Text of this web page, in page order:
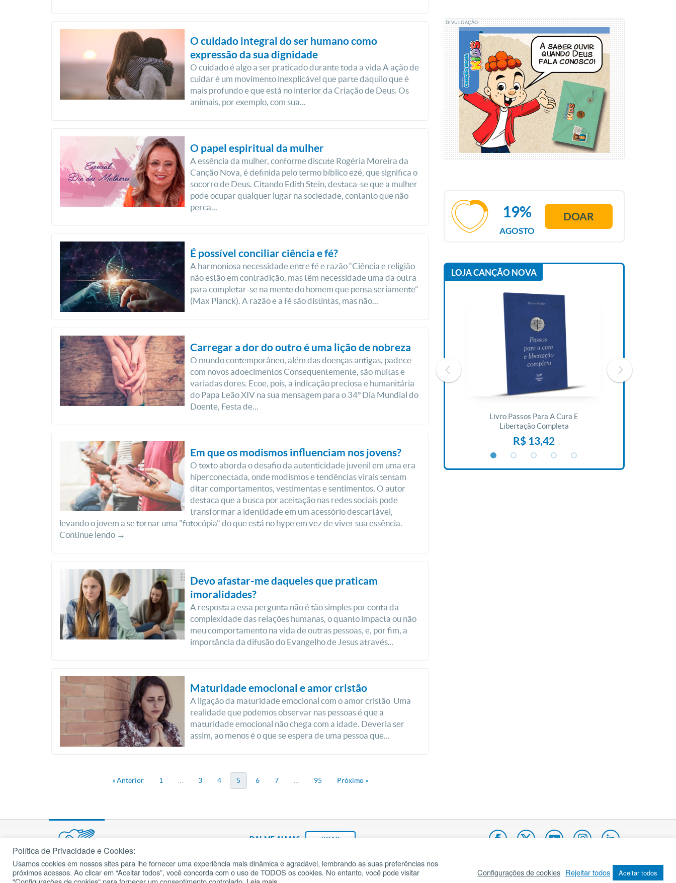
O cuidado integral do ser humano como
expressão da sua dignidade
O cuidado é algo a ser praticado durante toda a vida A ação de
cuidar é um movimento inexplicável que parte daquilo que é
mais profundo e que está no interior da Criação de Deus. Os
animais, por exemplo, com sua...
O papel espiritual da mulher
A essência da mulher, conforme discute Rogéria Moreira da
Canção Nova, é definida pelo termo bíblico ezé, que significa o
socorro de Deus. Citando Edith Stein, destaca-se que a mulher
pode ocupar qualquer lugar na sociedade, contanto que não
perca...
É possível conciliar ciência e fé?
A harmoniosa necessidade entre fé e razão “Ciência e religião
não estão em contradição, mas têm necessidade uma da outra
para completar-se na mente do homem que pensa seriamente”
(Max Planck). A razão e a fé são distintas, mas não...
Carregar a dor do outro é uma lição de nobreza
O mundo contemporâneo, além das doenças antigas, padece
com novos adoecimentos Consequentemente, são muitas e
variadas dores. Ecoe, pois, a indicação preciosa e humanitária
do Papa Leão XIV na sua mensagem para o 34º Dia Mundial do
Doente, Festa de...
Em que os modismos influenciam nos jovens?
O texto aborda o desafio da autenticidade juvenil em uma era
hiperconectada, onde modismos e tendências virais tentam
ditar comportamentos, vestimentas e sentimentos. O autor
destaca que a busca por aceitação nas redes sociais pode
transformar a identidade em um acessório descartável,
levando o jovem a se tornar uma "fotocópia" do que está no hype em vez de viver sua essência.
Continue lendo →
Devo afastar-me daqueles que praticam
imoralidades?
A resposta a essa pergunta não é tão simples por conta da
complexidade das relações humanas, o quanto impacta ou não
meu comportamento na vida de outras pessoas, e, por fim, a
importância da difusão do Evangelho de Jesus através...
Maturidade emocional e amor cristão
A ligação da maturidade emocional com o amor cristão Uma
realidade que podemos observar nas pessoas é que a
maturidade emocional não chega com a idade. Deveria ser
assim, ao menos é o que se espera de uma pessoa que...
« Anterior 1 3 4 5 6 7 95 Próximo »
DIVULGAÇÃO
AGOSTO
19% DOAR
LOJA CANÇÃO NOVA
Livro Passos Para A Cura E
Libertação Completa
R$ 13,42
DAI-ME ALMAS DOAR
Fundação João Paulo II Pedido de Oração Mapa do site Internacional
cancaonova.com© 2002 – 2026
Todos os direitos reservados.
Política de Privacidade e Cookies:
Usamos cookies em nossos sites para lhe fornecer uma experiência mais dinâmica e agradável, lembrando as suas preferências nos
próximos acessos. Ao clicar em “Aceitar todos”, você concorda com o uso de TODOS os cookies. No entanto, você pode visitar
Configurações de cookies Rejeitar todos Aceitar todos